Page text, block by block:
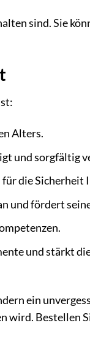
sind. Sie
Alters.
und sorgfältig
die Sicherheit
und fördert
und stärkt
ein
wird. Bestellen